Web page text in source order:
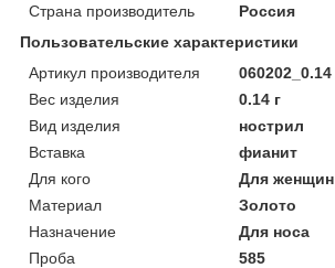
Страна производитель
Россия
Пользовательские характеристики
Артикул производителя
060202_0.14
Вес изделия
0.14 г
Вид изделия
нострил
Вставка
фианит
Для кого
Для женщин
Материал
Золото
Назначение
Для носа
Проба
585